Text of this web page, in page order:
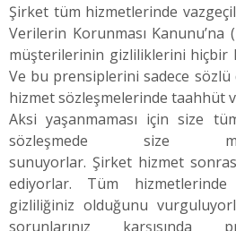
Şirket tüm hizmetlerinde
Verilerin Korunması Kanunu’na
müşterilerinin gizliliklerini hiçbir
Ve bu prensiplerini sadece
hizmet sözleşmelerinde taahhüt
Aksi yaşanmaması için size
sözleşmede size
sunuyorlar. Şirket hizmet
ediyorlar. Tüm
gizliliğiniz olduğunu
sorunlarınız karşısında